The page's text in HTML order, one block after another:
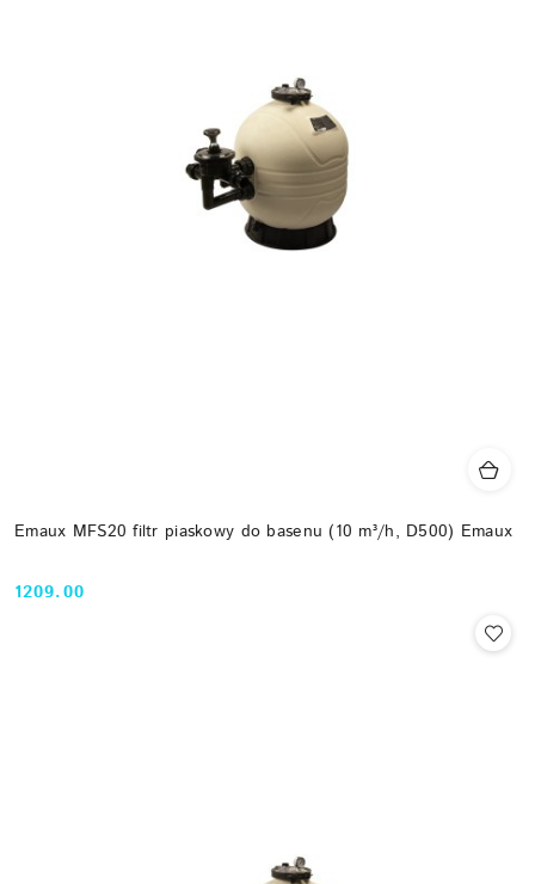
Emaux MFS20 filtr piaskowy do basenu (10 m³/h, D500) Emaux
Cena:
1209.00